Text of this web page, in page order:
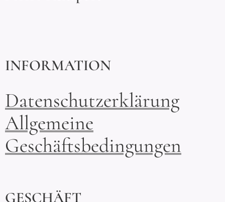
INFORMATION
Datenschutzerklärung
Allgemeine
Geschäftsbedingungen
GESCHÄFT